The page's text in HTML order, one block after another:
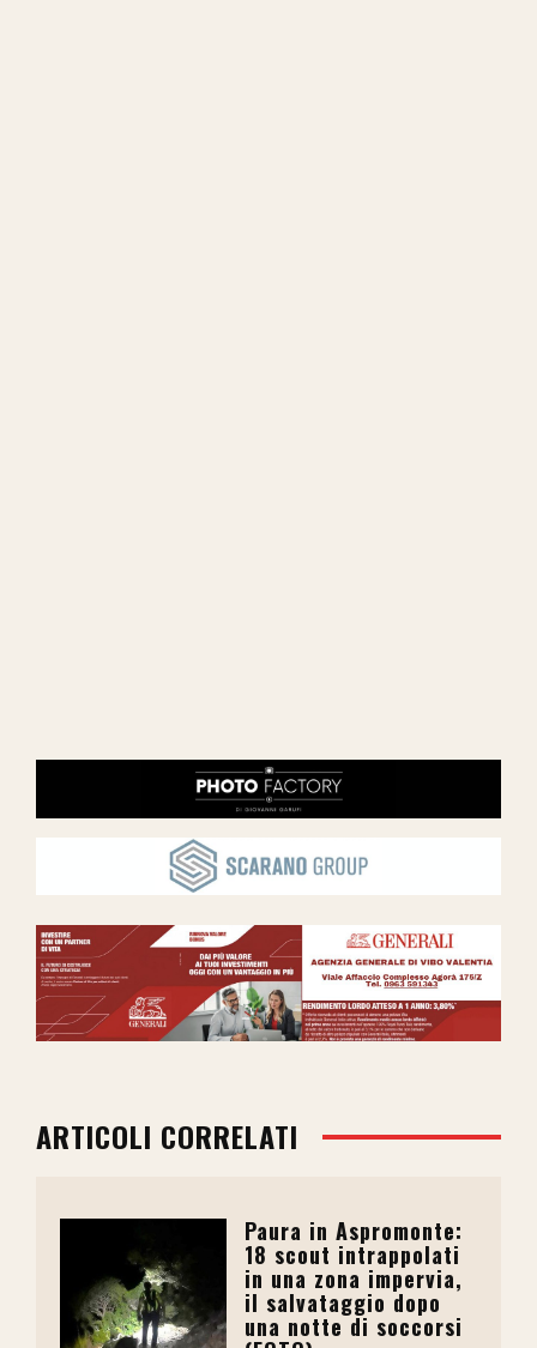
ARTICOLI CORRELATI
Paura in Aspromonte:
18 scout intrappolati
in una zona impervia,
il salvataggio dopo
una notte di soccorsi